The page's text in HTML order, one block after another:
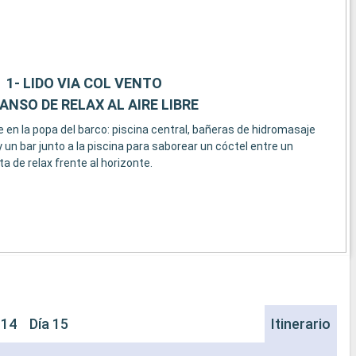
1- LIDO VIA COL VENTO
DE RELAX AL AIRE LIBRE
en la popa del barco: piscina central, bañeras de hidromasaje
bar junto a la piscina para saborear un cóctel entre un
de relax frente al horizonte.
Día 15 Itinerario